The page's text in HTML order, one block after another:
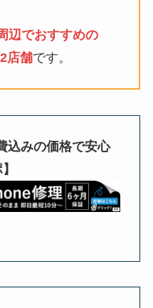
辺でおすすめの
店舗です。
込みの価格で安心